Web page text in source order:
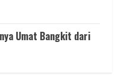
Umat Bangkit dari